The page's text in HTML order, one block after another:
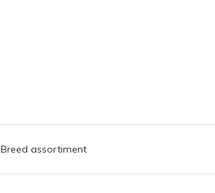
Breed assortiment